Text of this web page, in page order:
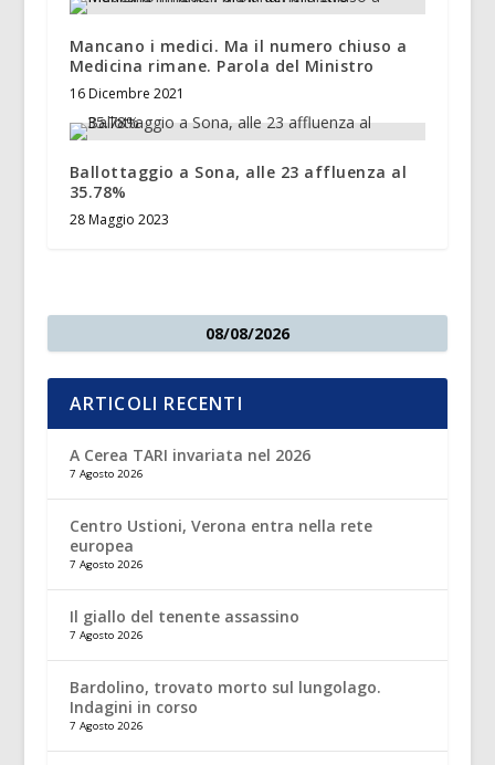
Mancano i medici. Ma il numero chiuso a
Medicina rimane. Parola del Ministro
16 Dicembre 2021
Ballottaggio a Sona, alle 23 affluenza al
35.78%
28 Maggio 2023
08/08/2026
ARTICOLI RECENTI
A Cerea TARI invariata nel 2026
7 Agosto 2026
Centro Ustioni, Verona entra nella rete
europea
7 Agosto 2026
Il giallo del tenente assassino
7 Agosto 2026
Bardolino, trovato morto sul lungolago.
Indagini in corso
7 Agosto 2026